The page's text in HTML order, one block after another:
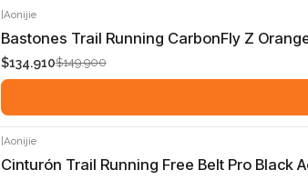
-10%
|Aonijie
Bastones Trail Running CarbonFly Z
$134.910$149.900
-10%
Aonijie
Cinturón Trail Running Free Belt Pro Black